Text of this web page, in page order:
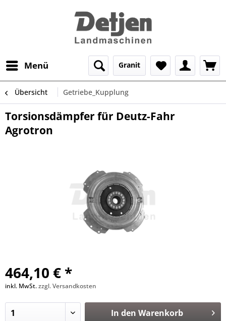
Menü Granit
Übersicht Getriebe_Kupplung
Torsionsdämpfer für Deutz-Fahr
Agrotron
464,10 € *
inkl. MwSt.zzgl. Versandkosten
In den Warenkorb